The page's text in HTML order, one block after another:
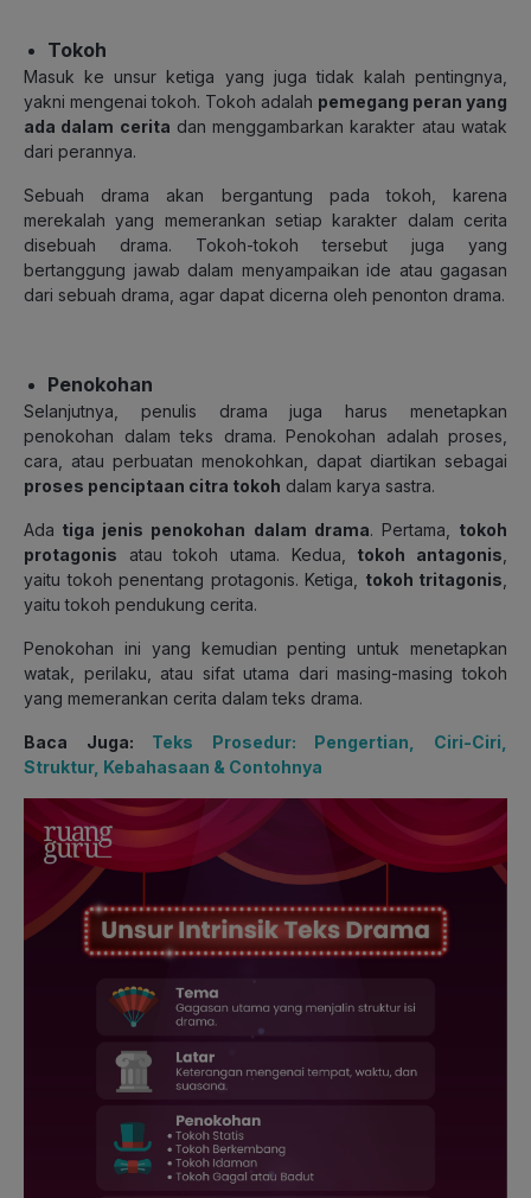
Tokoh
Masuk ke unsur ketiga yang juga tidak kalah pentingnya,
yakni mengenai tokoh. Tokoh adalah pemegang peran yang
ada dalam cerita dan menggambarkan karakter atau watak
dari perannya.
Sebuah drama akan bergantung pada tokoh, karena
merekalah yang memerankan setiap karakter dalam cerita
disebuah drama. Tokoh-tokoh tersebut juga yang
bertanggung jawab dalam menyampaikan ide atau gagasan
dari sebuah drama, agar dapat dicerna oleh penonton drama.
Penokohan
Selanjutnya, penulis drama juga harus menetapkan
penokohan dalam teks drama. Penokohan adalah proses,
cara, atau perbuatan menokohkan, dapat diartikan sebagai
proses penciptaan citra tokoh dalam karya sastra.
Ada tiga jenis penokohan dalam drama. Pertama, tokoh
protagonis atau tokoh utama. Kedua, tokoh antagonis
yaitu tokoh penentang protagonis. Ketiga, tokoh tritagonis
yaitu tokoh pendukung cerita.
Penokohan ini yang kemudian penting untuk menetapkan
watak, perilaku, atau sifat utama dari masing-masing tokoh
yang memerankan cerita dalam teks drama.
Baca Juga: Teks Prosedur: Pengertian, Ciri-Ciri,
Struktur, Kebahasaan & Contohnya